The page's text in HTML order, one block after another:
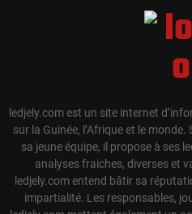
ledjely.com est un site internet
sur la Guinée, l’Afrique et le
sa jeune équipe, il propose à ses
analyses fraiches, diverses et
ledjely.com entend bâtir sa
impartialité. Les responsables,